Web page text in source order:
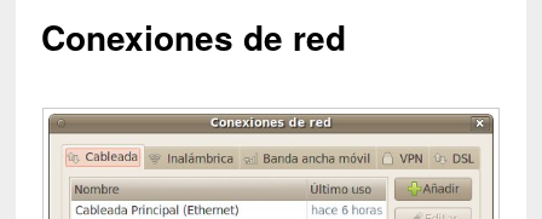
Conexiones de red